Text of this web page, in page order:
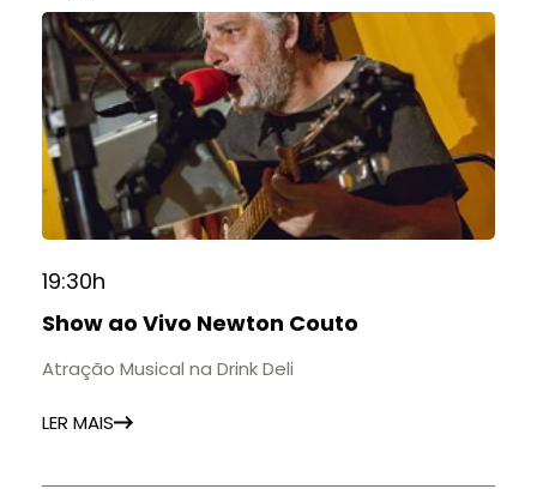
19:30h
Show ao Vivo Newton Couto
Atração Musical na Drink Deli
LER MAIS